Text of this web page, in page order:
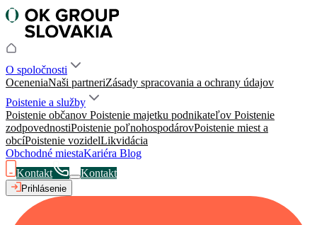
O spoločnosti
OceneniaNaši partneriZásady spracovania a ochrany údajov
Poistenie a služby
Poistenie občanov Poistenie majetku podnikateľov Poistenie
zodpovednostiPoistenie poľnohospodárovPoistenie miest a
obcíPoistenie vozidelLikvidácia
Obchodné miestaKariéra Blog
Kontakt
Kontakt
Prihlásenie